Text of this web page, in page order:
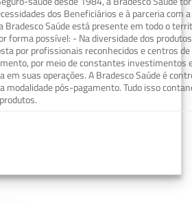
dos Beneficiários e à parceria com
Bradesco Saúde está presente em todo o
forma possível: - Na diversidade dos
por profissionais reconhecidos e centros
por meio de constantes investimentos
em suas operações. A Bradesco Saúde é
modalidade pós-pagamento. Tudo isso